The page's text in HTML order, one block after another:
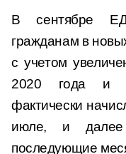
В сентябре
гражданам в
с учетом
2020 года и
фактически
июле, и далее
последующие